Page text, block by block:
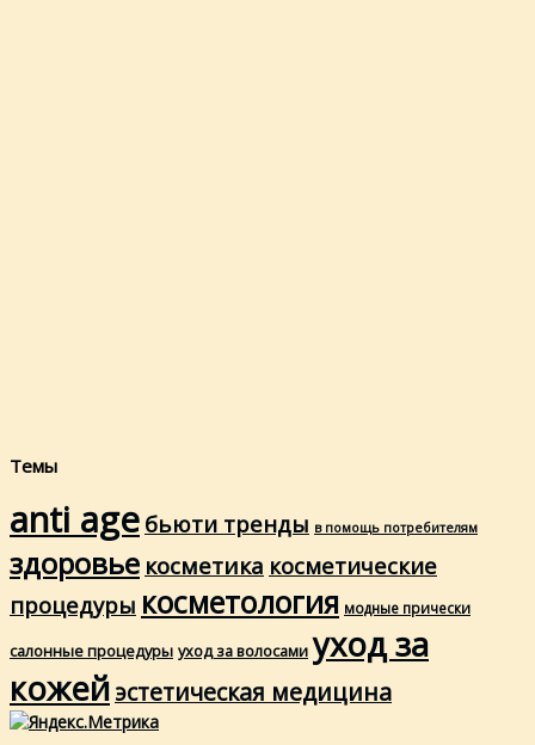
Темы
anti age бьюти тренды в помощь потребителям
здоровье косметика косметические
процедуры косметология модные прически
салонные процедуры уход за волосами уход за
кожейэстетическая медицина